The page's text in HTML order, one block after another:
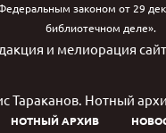
законом от 29
библиотечном деле».
и мелиорация
Тараканов. Нотный
НОТНЫЙ АРХИВ